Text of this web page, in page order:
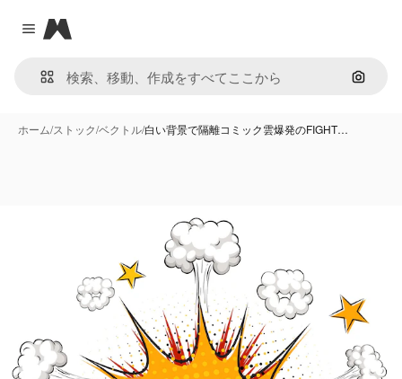
Close menu
Magnific
画像で
ホーム/ストック/ベクトル/白い背景で隔離コミック雲爆発のFIGHT…